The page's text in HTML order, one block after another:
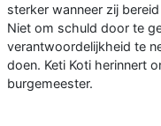
sterker wanneer zij
Niet om schuld door te
verantwoordelijkheid te
doen. Keti Koti herinnert
burgemeester.